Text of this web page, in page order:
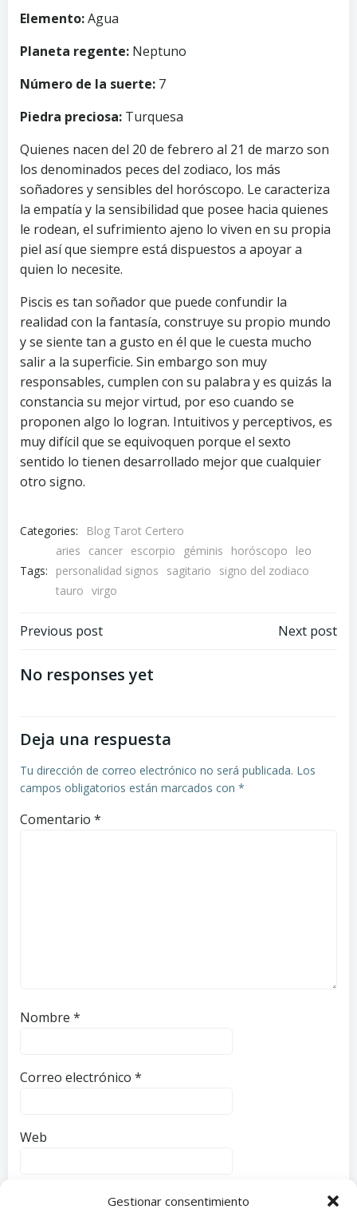
Gestionar consentimiento
Elemento:Agua
Planeta regente: Neptuno
Número de la suerte: 7
Piedra preciosa: Turquesa
Quienes nacen del 20 de febrero al 21 de marzo son
los denominados peces del zodiaco, los más
soñadores y sensibles del horóscopo. Le caracteriza
la empatía y la sensibilidad que posee hacia quienes
le rodean, el sufrimiento ajeno lo viven en su propia
piel así que siempre está dispuestos a apoyar a
quien lo necesite.
Piscis es tan soñador que puede confundir la
realidad con la fantasía, construye su propio mundo
y se siente tan a gusto en él que le cuesta mucho
salir a la superficie. Sin embargo son muy
responsables, cumplen con su palabra y es quizás la
constancia su mejor virtud, por eso cuando se
proponen algo lo logran. Intuitivos y perceptivos, es
muy difícil que se equivoquen porque el sexto
sentido lo tienen desarrollado mejor que cualquier
otro signo.
Categories: Blog Tarot Certero
Tags:
aries cancer escorpio géminis horóscopo
leo
personalidad signos
sagitario
signo del zodiaco
tauro virgo
Navegación
por
entradas
Previous post
Navegación
entradas
Next post
No responses yet
Deja una respuesta
Tu dirección de correo electrónico no será publicada. Los
campos obligatorios están marcados con *
Comentario *
Nombre *
Correo electrónico *
Web
Guarda mi nombre, correo electrónico y web en